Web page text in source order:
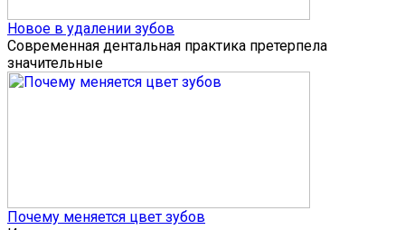
Новое в удалении зубов
Современная дентальная практика претерпела
значительные
Почему меняется цвет зубов